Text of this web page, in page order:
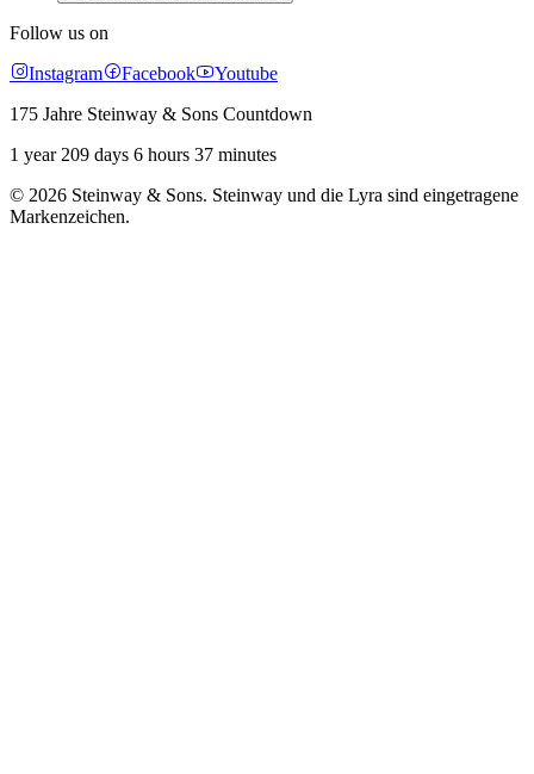
Follow us on
Instagram
Facebook
Youtube
175 Jahre Steinway & Sons Countdown
1 year 209 days 6 hours 37 minutes
© 2026 Steinway & Sons. Steinway und die Lyra sind eingetragene
Markenzeichen.